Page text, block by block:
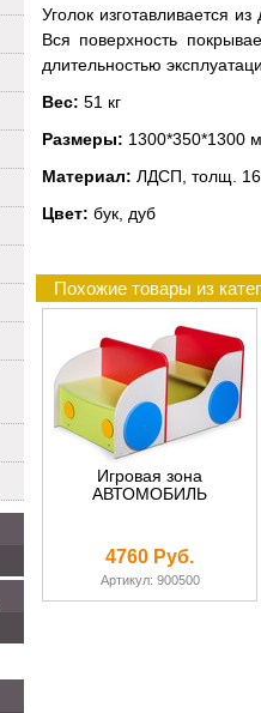
Уголок изготавливается
Вся поверхность
длительностью
Вес: 51 кг
Размеры: 1300*350*1300
Материал: ЛДСП, толщ.
Цвет: бук, дуб
Похожие товары из
Игровая зона
АВТОМОБИЛЬ
4760 Руб.
Артикул: 900500